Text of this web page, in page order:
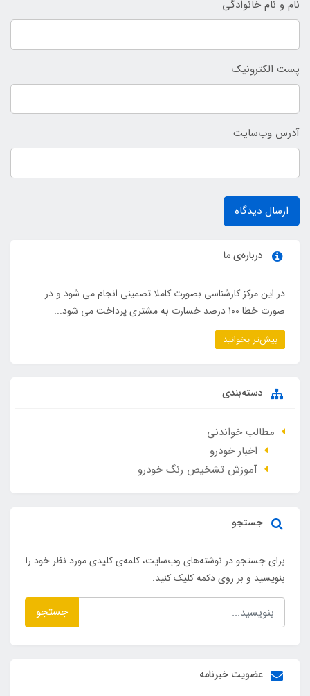
نام و نام خانوادگی
پست الکترونیک
آدرس وب‌سایت
ارسال دیدگاه
درباره‌ی ما
در این مرکز کارشناسی بصورت کاملا تضمینی انجام می شود و در
صورت خطا ۱۰۰ درصد خسارت به مشتری پرداخت می شود...
بیش‌تر بخوانید
دسته‌بندی
مطالب خواندنی
اخبار خودرو
آموزش تشخیص رنگ خودرو
جستجو
برای جستجو در نوشته‌های وب‌سایت، کلمه‌ی کلیدی مورد نظر خود را
بنویسید و بر روی دکمه کلیک کنید.
جستجو
عضویت خبرنامه